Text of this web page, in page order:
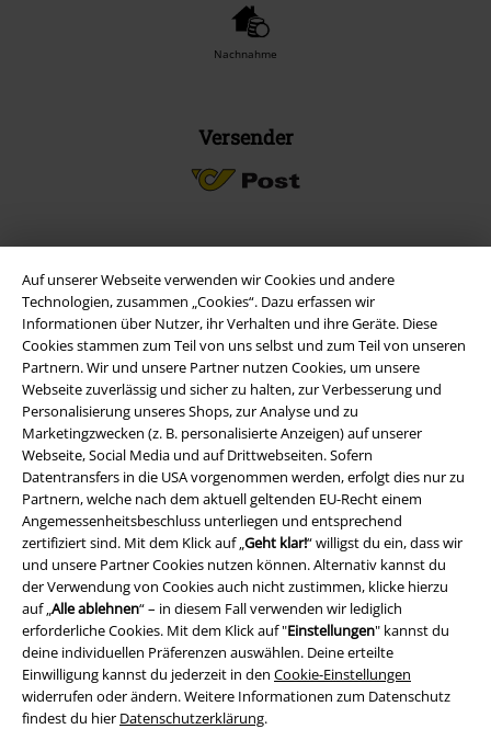
Auf unserer Webseite verwenden wir Cookies und andere
Technologien, zusammen „Cookies“. Dazu erfassen wir
Informationen über Nutzer, ihr Verhalten und ihre Geräte. Diese
Cookies stammen zum Teil von uns selbst und zum Teil von unseren
Partnern. Wir und unsere Partner nutzen Cookies, um unsere
Webseite zuverlässig und sicher zu halten, zur Verbesserung und
Personalisierung unseres Shops, zur Analyse und zu
Marketingzwecken (z. B. personalisierte Anzeigen) auf unserer
Webseite, Social Media und auf Drittwebseiten. Sofern
Datentransfers in die USA vorgenommen werden, erfolgt dies nur zu
Partnern, welche nach dem aktuell geltenden EU-Recht einem
Angemessenheitsbeschluss unterliegen und entsprechend
zertifiziert sind. Mit dem Klick auf „ Geht klar!“ willigst du ein, dass wir
und unsere Partner Cookies nutzen können. Alternativ kannst du
der Verwendung von Cookies auch nicht zustimmen, klicke hierzu
auf „ Alle ablehnen“ – in diesem Fall verwenden wir lediglich
erforderliche Cookies. Mit dem Klick auf "Einstellungen" kannst du
deine individuellen Präferenzen auswählen. Deine erteilte
Einwilligung kannst du jederzeit in den Cookie-Einstellungen
widerrufen oder ändern. Weitere Informationen zum Datenschutz
findest du hier Datenschutzerklärung.
Nachnahme
Versender
EMP App
Lade dir jetzt kostenlos unsere neue EMP App runter und genieße
die vielen neuen Funktionen und Vorteile!
A Warner Music Group Company